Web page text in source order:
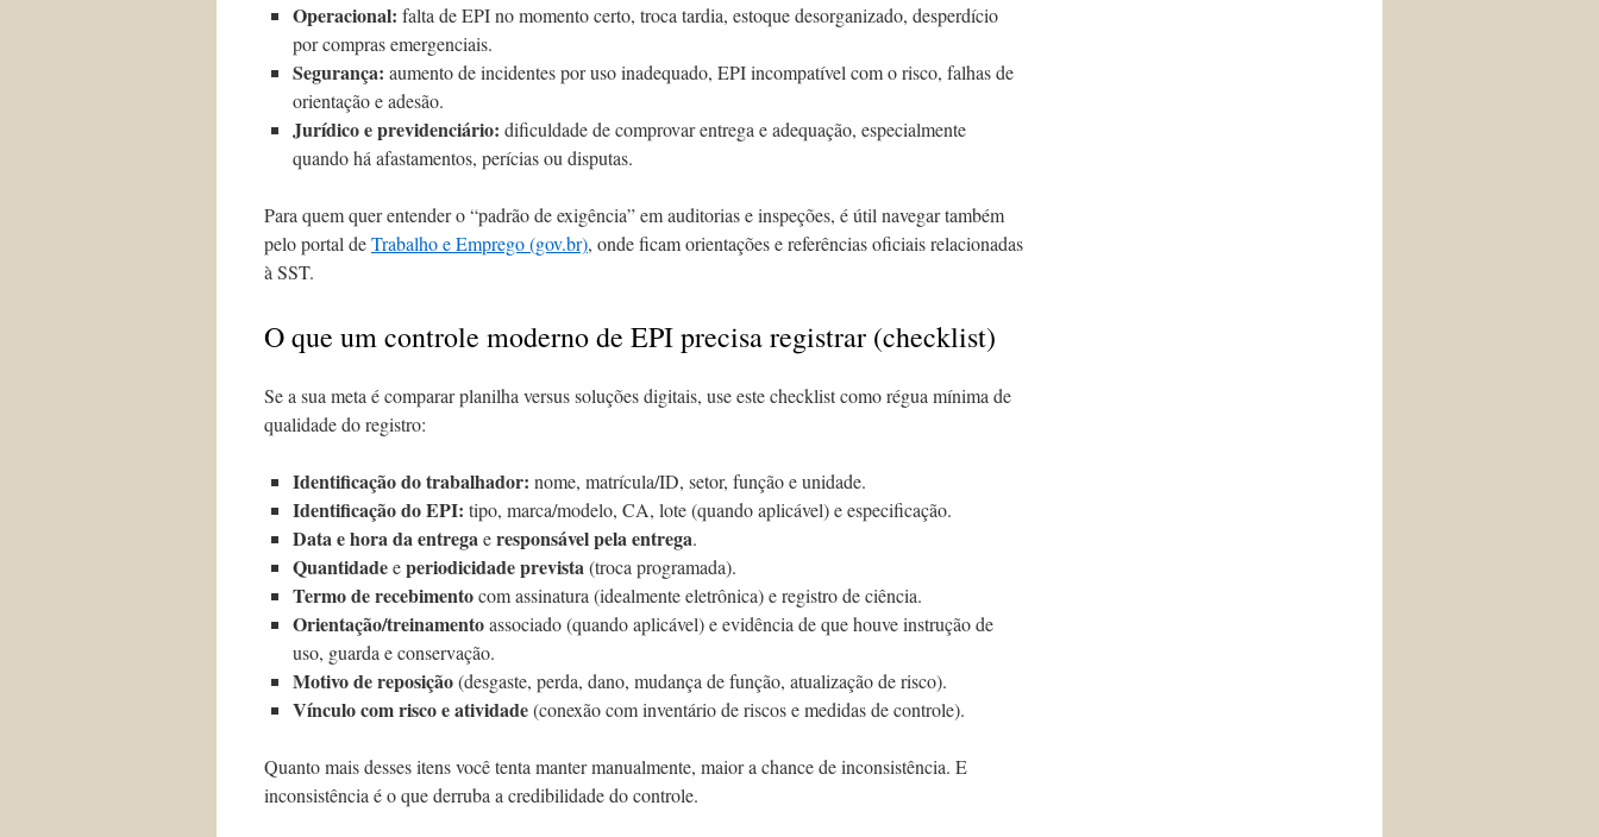
Operacional: falta de EPI no momento certo, troca tardia, estoque desorganizado, desperdício
por compras emergenciais.
Segurança: aumento de incidentes por uso inadequado, EPI incompatível com o risco, falhas de
orientação e adesão.
Jurídico e previdenciário: dificuldade de comprovar entrega e adequação, especialmente
quando há afastamentos, perícias ou disputas.
Para quem quer entender o “padrão de exigência” em auditorias e inspeções, é útil navegar também
pelo portal deTrabalho e Emprego (gov.br), onde ficam orientações e referências oficiais relacionadas
à SST.
O que um controle moderno de EPI precisa registrar (checklist)
Se a sua meta é comparar planilha versus soluções digitais, use este checklist como régua mínima de
qualidade do registro:
Identificação do trabalhador: nome, matrícula/ID, setor, função e unidade.
Identificação do EPI: tipo, marca/modelo, CA, lote (quando aplicável) e especificação.
Data e hora da entregaeresponsável pela entrega.
Quantidadeeperiodicidade prevista(troca programada).
Termo de recebimentocom assinatura (idealmente eletrônica) e registro de ciência.
Orientação/treinamentoassociado (quando aplicável) e evidência de que houve instrução de
uso, guarda e conservação.
Motivo de reposição(desgaste, perda, dano, mudança de função, atualização de risco).
Vínculo com risco e atividade(conexão com inventário de riscos e medidas de controle).
Quanto mais desses itens você tenta manter manualmente, maior a chance de inconsistência. E
inconsistência é o que derruba a credibilidade do controle.